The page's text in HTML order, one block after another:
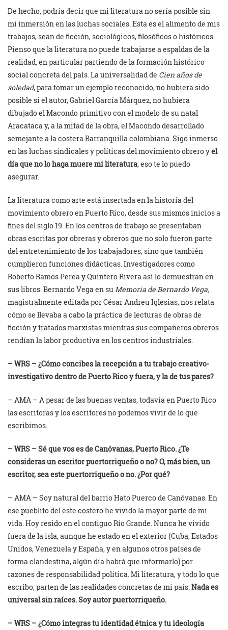
De hecho, podría decir que mi literatura no sería posible sin
mi inmersión en las luchas sociales. Esta es el alimento de mis
trabajos, sean de ficción, sociológicos, filosóficos o históricos.
Pienso que la literatura no puede trabajarse a espaldas de la
realidad, en particular partiendo de la formación histórico
social concreta del país. La universalidad de Cien años de
soledad, para tomar un ejemplo reconocido, no hubiera sido
posible si el autor, Gabriel García Márquez, no hubiera
dibujado el Macondo primitivo con el modelo de su natal
Aracataca y, a la mitad de la obra, el Macondo desarrollado
semejante a la costera Barranquilla colombiana. Sigo inmerso
en las luchas sindicales y políticas del movimiento obrero yel
día que no lo haga muere mi literatura, eso te lo puedo
asegurar.
La literatura como arte está insertada en la historia del
movimiento obrero en Puerto Rico, desde sus mismos inicios a
fines del siglo 19. En los centros de trabajo se presentaban
obras escritas por obreras y obreros que no solo fueron parte
del entretenimiento de los trabajadores, sino que también
cumplieron funciones didácticas. Investigadores como
Roberto Ramos Perea y Quintero Rivera así lo demuestran en
sus libros. Bernardo Vega en su Memoria de Bernardo Vega,
magistralmente editada por César Andreu Iglesias,nos relata
cómo se llevaba a cabo la práctica de lecturas de obras de
ficción y tratados marxistas mientras sus compañeros obreros
rendían la labor productiva en los centros industriales.
– WRS – ¿Cómo concibes la recepción a tu trabajo creativo-
investigativo dentro de Puerto Rico y fuera, y la de tus pares?
– AMA – A pesar de las buenas ventas, todavía en Puerto Rico
las escritoras y los escritores no podemos vivir de lo que
escribimos.
– WRS – Sé que vos es de Canóvanas, Puerto Rico. ¿Te
consideras un escritor puertorriqueño o no? O, más bien, un
escritor, sea este puertorriqueño o no. ¿Por qué?
– AMA – Soy natural del barrio Hato Puerco de Canóvanas. En
ese pueblito del este costero he vivido la mayor parte de mi
vida. Hoy resido en el contiguo Río Grande. Nunca he vivido
fuera de la isla, aunque he estado en el exterior (Cuba, Estados
Unidos, Venezuela y España, y en algunos otros países de
forma clandestina, algún día habrá que informarlo) por
razones de responsabilidad política. Mi literatura, y todo lo que
escribo, parten de las realidades concretas de mi país. Nada es
universal sin raíces. Soy autor puertorriqueño.
– WRS – ¿Cómo integras tu identidad étnica y tu ideología